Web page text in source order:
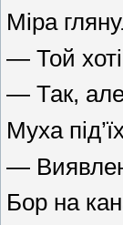
Міра
— Той
— Так, але
Муха
—
Бор на